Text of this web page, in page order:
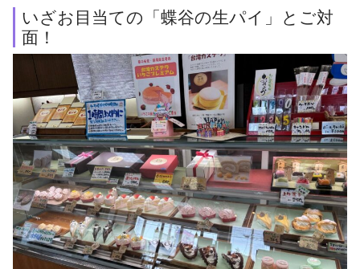
いざお目当ての「蝶谷の生パイ」とご対
面！